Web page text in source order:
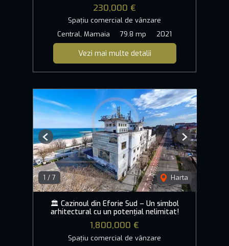
230,000 €
Spațiu comercial de vânzare
Central, Mamaia
79.8 mp 2021
Vezi mai multe detalii
1 / 7 Harta
Previous Next
🏛️ Cazinoul din Eforie Sud – Un simbol
arhitectural cu un potențial nelimitat!
1,800,000 €
Spațiu comercial de vânzare